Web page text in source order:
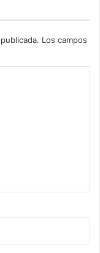
Los campos